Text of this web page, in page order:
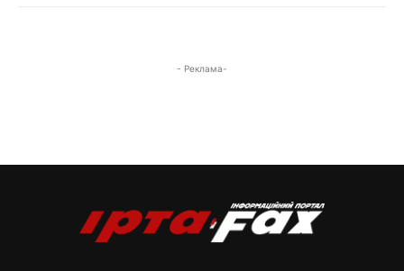
- Реклама-